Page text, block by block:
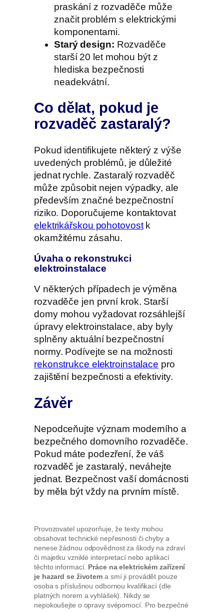
praskání z rozvaděče může
značit problém s elektrickými
komponentami.
Starý design: Rozvaděče
starší 20 let mohou být z
hlediska bezpečnosti
neadekvátní.
Co dělat, pokud je
rozvaděč zastaralý?
Pokud identifikujete některý z výše
uvedených problémů, je důležité
jednat rychle. Zastaralý rozvaděč
může způsobit nejen výpadky, ale
především značné bezpečnostní
riziko. Doporučujeme kontaktovat
elektrikářskou pohotovostk
okamžitému zásahu.
Úvaha o rekonstrukci
elektroinstalace
V některých případech je výměna
rozvaděče jen první krok. Starší
domy mohou vyžadovat rozsáhlejší
úpravy elektroinstalace, aby byly
splněny aktuální bezpečnostní
normy. Podívejte se na možnosti
rekonstrukce elektroinstalace pro
zajištění bezpečnosti a efektivity.
Závěr
Nepodceňujte význam moderního a
bezpečného domovního rozvaděče.
Pokud máte podezření, že váš
rozvaděč je zastaralý, neváhejte
jednat. Bezpečnost vaší domácnosti
by měla být vždy na prvním místě.
Provozovatel upozorňuje, že texty mohou
obsahovat technické nepřesnosti či chyby a
nenese žádnou odpovědnost za škody na zdraví
či majetku vzniklé interpretací nebo aplikací
těchto informací. Práce na elektrickém zařízení
je hazard se životem a smí ji provádět pouze
osoba s příslušnou odbornou kvalifikací (dle
platných norem a vyhlášek). Nikdy se
nepokoušejte o opravy svépomocí. Pro bezpečné